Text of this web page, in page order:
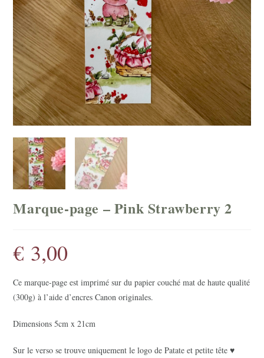
Marque-page – Pink Strawberry 2
€ 3,00
Ce marque-page est imprimé sur du papier couché mat de haute qualité
(300g) à l’aide d’encres Canon originales.
Dimensions 5cm x 21cm
Sur le verso se trouve uniquement le logo de Patate et petite tête ♥